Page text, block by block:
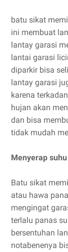
batu sikat
ini membuat
lantay garasi
lantai garasi
diparkir bisa
lantay garasi
karena
hujan akan
dan bisa
tidak mudah
Menyerap
Batu sikat
atau hawa
mengingat
terlalu panas
bersentuhan
notabenenya